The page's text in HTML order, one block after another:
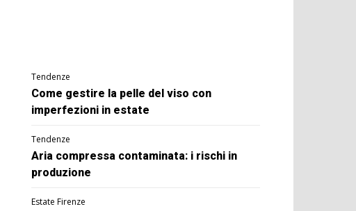
Tendenze
Come gestire la pelle del viso con
imperfezioni in estate
Tendenze
Aria compressa contaminata: i rischi in
produzione
Estate Firenze